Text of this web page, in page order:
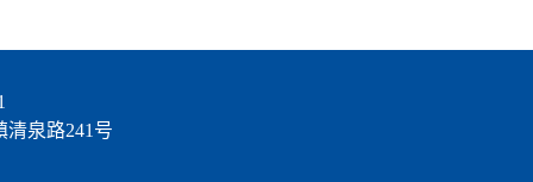
清泉路241号